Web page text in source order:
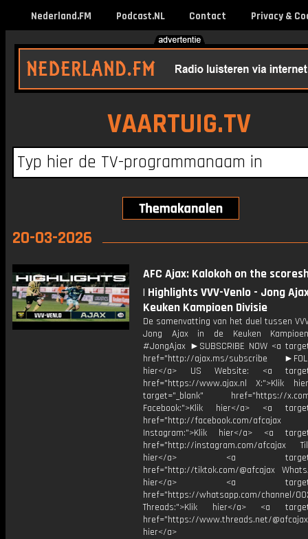
Nederland.FM Podcast.NL Contact Privacy &
VAARTUIG.TV
20-03-2026
AFC Ajax: Kalokoh on the
| Highlights VVV-Venlo - Jong
Keuken Kampioen Divisie
De samenvatting van het duel tussen
Jong Ajax in de Keuken
#JongAjax ►SUBSCRIBE NOW <a
href="http://ajax.ms/subscribe
hier</a> US Website: <a
href="https://www.ajax.nl X:">Klik
target="_blank" href="https://x.com/
Facebook:">Klik hier</a> <a
href="http://facebook.com/afcajax
Instagram:">Klik hier</a> <a
href="http://instagram.com/afcajax
hier</a> <a
href="http://tiktok.com/@afcajax
hier</a> <a
href="https://whatsapp.com/channel/
Threads:">Klik hier</a> <a
href="https://www.threads.net/
hier</a>